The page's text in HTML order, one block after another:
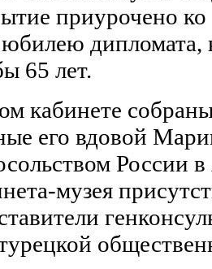
приурочено
дипломата,
65 лет.
кабинете
его вдовой
России
музея